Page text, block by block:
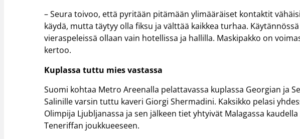
– Seura toivoo, että pyritään pitämään ylimääräiset kontaktit
käydä, mutta täytyy olla fiksu ja välttää kaikkea turhaa.
vieraspeleissä ollaan vain hotellissa ja hallilla. Maskipakko on
kertoo.
Kuplassa tuttu mies vastassa
Suomi kohtaa Metro Areenalla pelattavassa kuplassa Georgian ja
Salinille varsin tuttu kaveri Giorgi Shermadini. Kaksikko pelasi
Olimpija Ljubljanassa ja sen jälkeen tiet yhtyivät Malagassa
Teneriffan joukkueeseen.